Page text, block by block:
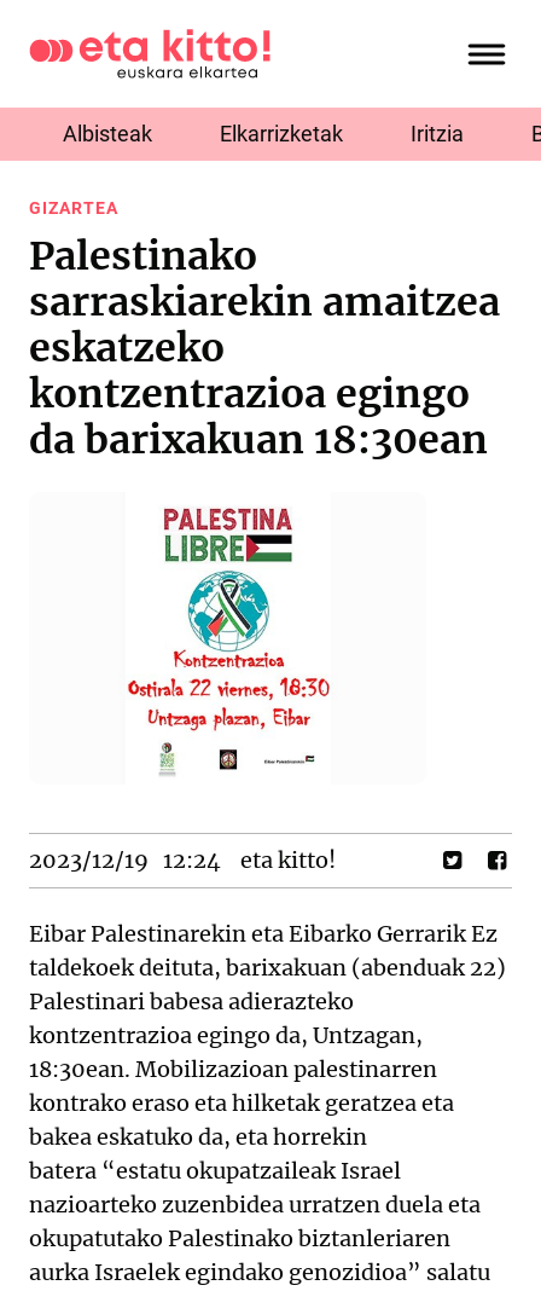
Albisteak Elkarrizketak Iritzia
GIZARTEA
Palestinako
sarraskiarekin amaitzea
eskatzeko
kontzentrazioa egingo
da barixakuan 18:30ean
2023/12/19 12:24 eta kitto!
Eibar Palestinarekin eta Eibarko Gerrarik Ez
taldekoek deituta, barixakuan (abenduak 22)
Palestinari babesa adierazteko
kontzentrazioa egingo da, Untzagan,
18:30ean. Mobilizazioan palestinarren
kontrako eraso eta hilketak geratzea eta
bakea eskatuko da, eta horrekin
batera “estatu okupatzaileak Israel
nazioarteko zuzenbidea urratzen duela eta
okupatutako Palestinako biztanleriaren
aurka Israelek egindako genozidioa” salatu